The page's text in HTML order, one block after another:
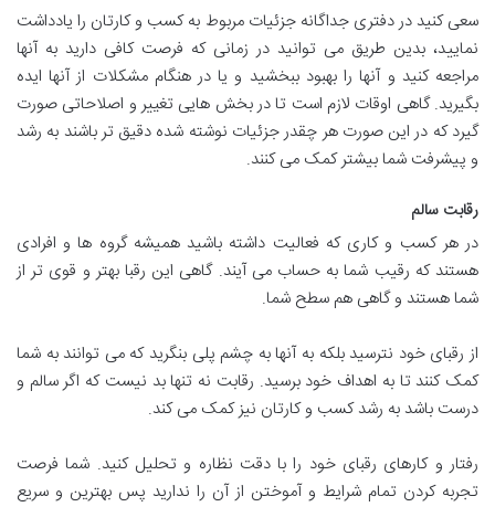
سعی کنید در دفتری جداگانه جزئیات مربوط به کسب و کارتان را یادداشت
نمایید، بدین طریق می توانید در زمانی که فرصت کافی دارید به آنها
مراجعه کنید و آنها را بهبود ببخشید و یا در هنگام مشکلات از آنها ایده
بگیرید. گاهی اوقات لازم است تا در بخش هایی تغییر و اصلاحاتی صورت
گیرد که در این صورت هر چقدر جزئیات نوشته شده دقیق تر باشند به رشد
و پیشرفت شما بیشتر کمک می کنند.
رقابت سالم
در هر کسب و کاری که فعالیت داشته باشید همیشه گروه ها و افرادی
هستند که رقیب شما به حساب می آیند. گاهی این رقبا بهتر و قوی تر از
شما هستند و گاهی هم سطح شما.
از رقبای خود نترسید بلکه به آنها به چشم پلی بنگرید که می توانند به شما
کمک کنند تا به اهداف خود برسید. رقابت نه تنها بد نیست که اگر سالم و
درست باشد به رشد کسب و کارتان نیز کمک می کند.
رفتار و کارهای رقبای خود را با دقت نظاره و تحلیل کنید. شما فرصت
تجربه کردن تمام شرایط و آموختن از آن را ندارید پس بهترین و سریع